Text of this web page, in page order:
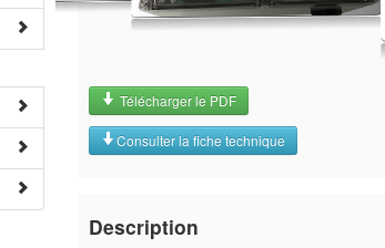
Télécharger le PDF
Consulter la fiche technique
Description